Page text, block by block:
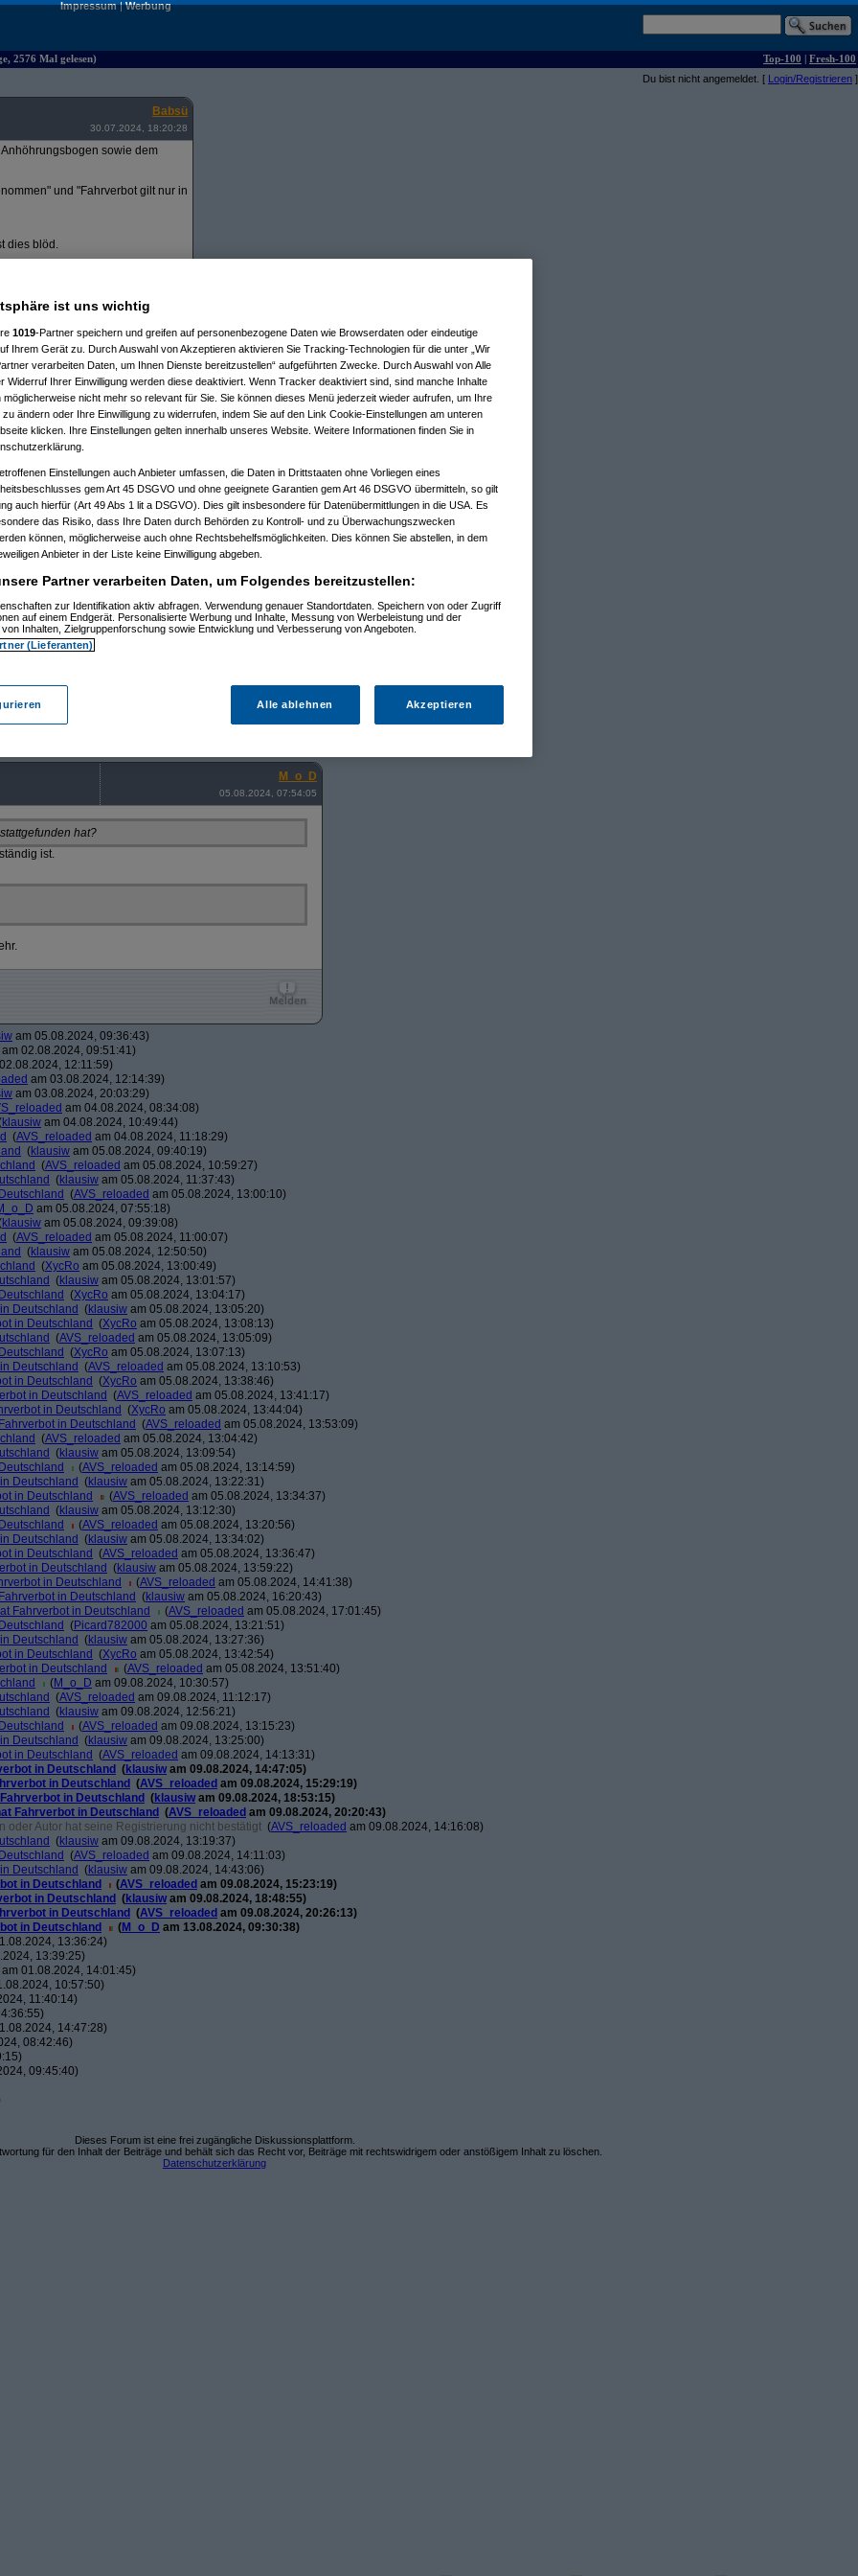
Impressum|Werbung
2576 Mal gelesen) Top-100 | Fresh-100
Du bist nicht angemeldet. [ Login/Registrieren ]
Babsü
30.07.2024, 18:20:28
sowie dem
und "Fahrverbot gilt nur in
dies blöd.
haben.
wäre.
und da keinerlei Einschränkungen
19:01:51)
22:44:15)
22:47:07)
22:51:16)
am 30.07.2024, 22:54:45)
am 31.07.2024, 08:38:44)
13:37:23)
13:30:15)
13:37:21)
M_o_D
05.08.2024, 07:54:05
hat?
ist.
am 05.08.2024, 09:36:43)
am 02.08.2024, 09:51:41)
12:11:59)
am 03.08.2024, 12:14:39)
am 03.08.2024, 20:03:29)
am 04.08.2024, 08:34:08)
klausiw am 04.08.2024, 10:49:44)
(AVS_reloaded am 04.08.2024, 11:18:29)
(klausiw am 05.08.2024, 09:40:19)
(AVS_reloaded am 05.08.2024, 10:59:27)
(klausiw am 05.08.2024, 11:37:43)
(AVS_reloaded am 05.08.2024, 13:00:10)
am 05.08.2024, 07:55:18)
klausiw am 05.08.2024, 09:39:08)
(AVS_reloaded am 05.08.2024, 11:00:07)
(klausiw am 05.08.2024, 12:50:50)
(XycRo am 05.08.2024, 13:00:49)
(klausiw am 05.08.2024, 13:01:57)
(XycRo am 05.08.2024, 13:04:17)
Deutschland (klausiw am 05.08.2024, 13:05:20)
in Deutschland (XycRo am 05.08.2024, 13:08:13)
(AVS_reloaded am 05.08.2024, 13:05:09)
(XycRo am 05.08.2024, 13:07:13)
Deutschland (AVS_reloaded am 05.08.2024, 13:10:53)
in Deutschland (XycRo am 05.08.2024, 13:38:46)
in Deutschland (AVS_reloaded am 05.08.2024, 13:41:17)
in Deutschland (XycRo am 05.08.2024, 13:44:04)
in Deutschland (AVS_reloaded am 05.08.2024, 13:53:09)
(AVS_reloaded am 05.08.2024, 13:04:42)
(klausiw am 05.08.2024, 13:09:54)
(AVS_reloaded am 05.08.2024, 13:14:59)
Deutschland (klausiw am 05.08.2024, 13:22:31)
in Deutschland
(AVS_reloaded am 05.08.2024, 13:34:37)
(klausiw am 05.08.2024, 13:12:30)
(AVS_reloaded am 05.08.2024, 13:20:56)
Deutschland (klausiw am 05.08.2024, 13:34:02)
in Deutschland (AVS_reloaded am 05.08.2024, 13:36:47)
in Deutschland (klausiw am 05.08.2024, 13:59:22)
in Deutschland
(AVS_reloaded am 05.08.2024, 14:41:38)
in Deutschland (klausiw am 05.08.2024, 16:20:43)
Fahrverbot in Deutschland
(AVS_reloaded am 05.08.2024, 17:01:45)
(Picard782000 am 05.08.2024, 13:21:51)
Deutschland (klausiw am 05.08.2024, 13:27:36)
in Deutschland (XycRo am 05.08.2024, 13:42:54)
in Deutschland
(AVS_reloaded am 05.08.2024, 13:51:40)
(M_o_D am 09.08.2024, 10:30:57)
(AVS_reloaded am 09.08.2024, 11:12:17)
(klausiw am 09.08.2024, 12:56:21)
(AVS_reloaded am 09.08.2024, 13:15:23)
Deutschland (klausiw am 09.08.2024, 13:25:00)
in Deutschland (AVS_reloaded am 09.08.2024, 14:13:31)
in Deutschland (klausiw am 09.08.2024, 14:47:05)
in Deutschland (AVS_reloaded am 09.08.2024, 15:29:19)
in Deutschland (klausiw am 09.08.2024, 18:53:15)
Fahrverbot in Deutschland (AVS_reloaded am 09.08.2024, 20:20:43)
oder Autor hat seine Registrierung nicht bestätigt (AVS_reloaded am 09.08.2024, 14:16:08)
(klausiw am 09.08.2024, 13:19:37)
(AVS_reloaded am 09.08.2024, 14:11:03)
Deutschland (klausiw am 09.08.2024, 14:43:06)
in Deutschland
(AVS_reloaded am 09.08.2024, 15:23:19)
in Deutschland (klausiw am 09.08.2024, 18:48:55)
in Deutschland (AVS_reloaded am 09.08.2024, 20:26:13)
in Deutschland
(M_o_D am 13.08.2024, 09:30:38)
13:36:24)
13:39:25)
am 01.08.2024, 14:01:45)
10:57:50)
11:40:14)
14:47:28)
08:42:46)
09:45:40)
Dieses Forum ist eine frei zugängliche Diskussionsplattform.
für den Inhalt der Beiträge und behält sich das Recht vor, Beiträge mit rechtswidrigem oder anstößigem Inhalt zu löschen.
Datenschutzerklärung
ist uns wichtig
1019-Partner speichern und greifen auf personenbezogene Daten wie Browserdaten oder eindeutige
Ihrem Gerät zu. Durch Auswahl von Akzeptieren aktivieren Sie Tracking-Technologien für die unter „Wir
verarbeiten Daten, um Ihnen Dienste bereitzustellen“ aufgeführten Zwecke. Durch Auswahl von Alle
Widerruf Ihrer Einwilligung werden diese deaktiviert. Wenn Tracker deaktiviert sind, sind manche Inhalte
möglicherweise nicht mehr so relevant für Sie. Sie können dieses Menü jederzeit wieder aufrufen, um Ihre
zu ändern oder Ihre Einwilligung zu widerrufen, indem Sie auf den Link Cookie-Einstellungen am unteren
klicken. Ihre Einstellungen gelten innerhalb unseres Website. Weitere Informationen finden Sie in
Einstellungen auch Anbieter umfassen, die Daten in Drittstaaten ohne Vorliegen eines
gem Art 45 DSGVO und ohne geeignete Garantien gem Art 46 DSGVO übermitteln, so gilt
auch hierfür (Art 49 Abs 1 lit a DSGVO). Dies gilt insbesondere für Datenübermittlungen in die USA. Es
das Risiko, dass Ihre Daten durch Behörden zu Kontroll- und zu Überwachungszwecken
können, möglicherweise auch ohne Rechtsbehelfsmöglichkeiten. Dies können Sie abstellen, in dem
Anbieter in der Liste keine Einwilligung abgeben.
Partner verarbeiten Daten, um Folgendes bereitzustellen:
zur Identifikation aktiv abfragen. Verwendung genauer Standortdaten. Speichern von oder Zugriff
auf einem Endgerät. Personalisierte Werbung und Inhalte, Messung von Werbeleistung und der
Inhalten, Zielgruppenforschung sowie Entwicklung und Verbesserung von Angeboten.
(Lieferanten)
Alle ablehnen Akzeptieren